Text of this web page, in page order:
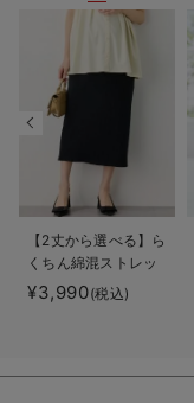
【2丈から選べる】ら
くちん綿混ストレッ
チリブナロースカー
ト マタニティ・産
¥3,990(税込)